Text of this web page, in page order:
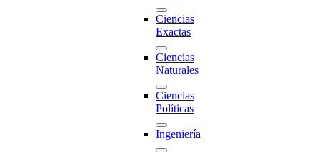
Ciencias
Exactas
Ciencias
Naturales
Ciencias
Políticas
Ingeniería